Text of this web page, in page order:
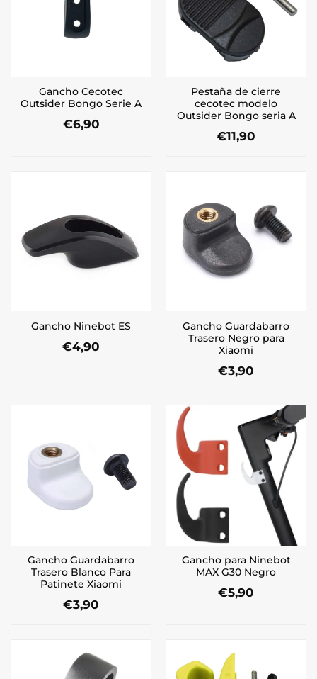
Gancho Cecotec
Outsider Bongo Serie A
€6,90
Pestaña de cierre
cecotec modelo
Outsider Bongo seria A
€11,90
Gancho Ninebot ES
€4,90
Gancho Guardabarro
Trasero Negro para
Xiaomi
€3,90
Gancho Guardabarro
Trasero Blanco Para
Patinete Xiaomi
€3,90
Gancho para Ninebot
MAX G30 Negro
€5,90